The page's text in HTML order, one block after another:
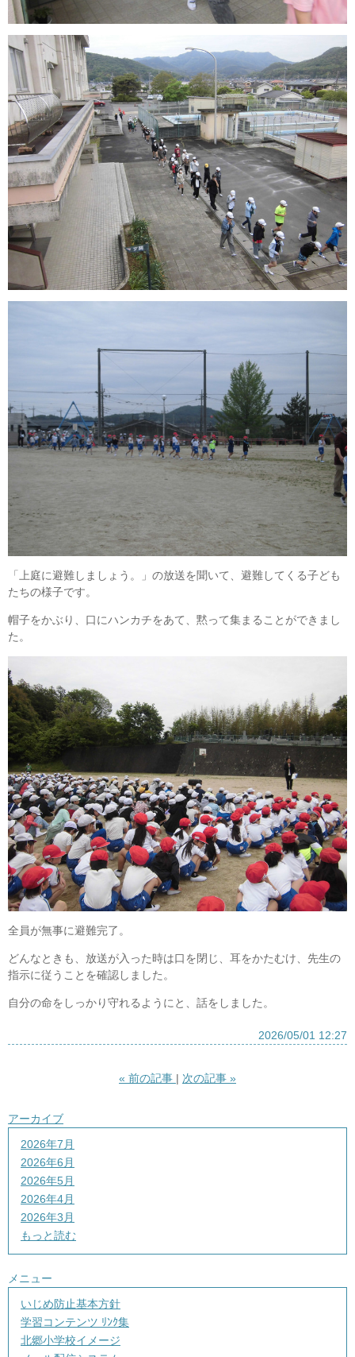
「上庭に避難しましょう。」の放送を聞いて、避難してくる子ども
たちの様子です。
帽子をかぶり、口にハンカチをあて、黙って集まることができまし
た。
全員が無事に避難完了。
どんなときも、放送が入った時は口を閉じ、耳をかたむけ、先生の
指示に従うことを確認しました。
自分の命をしっかり守れるようにと、話をしました。
2026/05/01 12:27
« 前の記事 次の記事 »
アーカイブ
2026年7月
2026年6月
2026年5月
2026年4月
2026年3月
もっと読む
メニュー
いじめ防止基本方針
学習コンテンツ ﾘﾝｸ集
北郷小学校イメージ